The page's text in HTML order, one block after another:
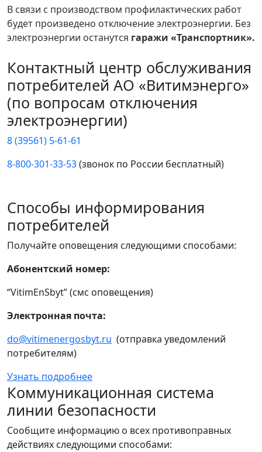
В связи с производством профилактических работ
будет произведено отключение электроэнергии. Без
электроэнергии останутся гаражи «Транспортник».
Контактный центр обслуживания
потребителей АО «Витимэнерго»
(по вопросам отключения
электроэнергии)
8 (39561) 5-61-61
8-800-301-33-53(звонок по России бесплатный)
Способы информирования
потребителей
Получайте оповещения следующими способами:
Абонентский номер:
“VitimEnSbyt” (смс оповещения)
Электронная почта:
do@vitimenergosbyt.ru (отправка уведомлений
потребителям)
Узнать подробнее
Коммуникационная система
линии безопасности
Сообщите информацию о всех противоправных
действиях следующими способами: